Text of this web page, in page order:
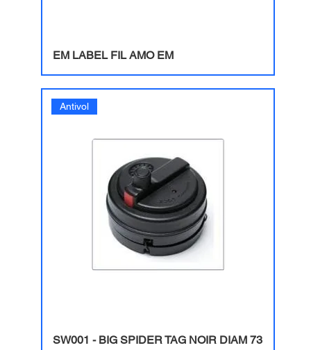
EM LABEL FIL AMO EM
Antivol
SW001 - BIG SPIDER TAG NOIR DIAM 73